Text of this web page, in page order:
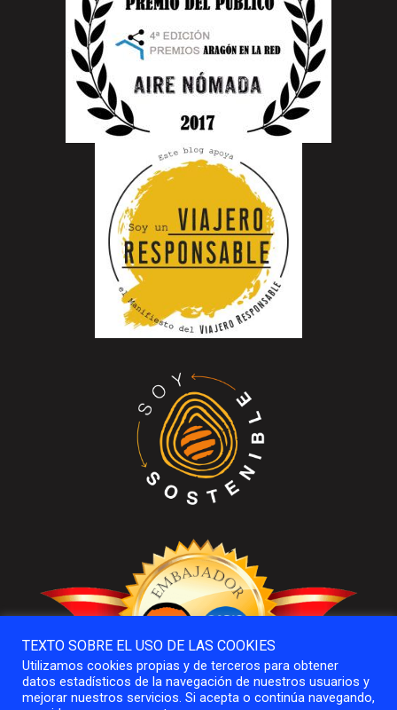
TEXTO SOBRE EL USO DE LAS COOKIES
Utilizamos cookies propias y de terceros para obtener
datos estadísticos de la navegación de nuestros usuarios y
mejorar nuestros servicios. Si acepta o continúa navegando,